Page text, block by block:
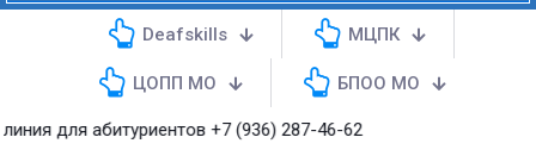
Deafskills МЦПК
ЦОПП МО БПОО МО
абитуриентов+7 (936) 287-46-62